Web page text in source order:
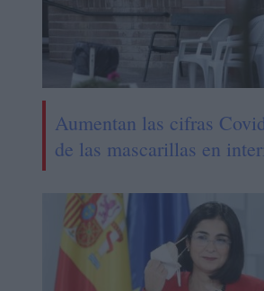
Aumentan las cifras
de las mascarillas en